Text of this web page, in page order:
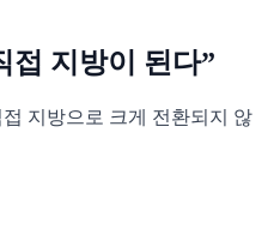
접 지방이 된다”
지방으로 크게 전환되지 않